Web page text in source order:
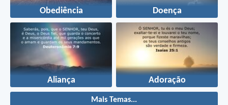
Obediência Doença
Aliança Adoração
Mais Temas...